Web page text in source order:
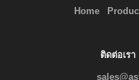
Home
ติดต่อเรา